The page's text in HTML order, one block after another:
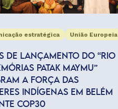
estratégica União Europeia
DE LANÇAMENTO DO “RIO
PATAK MAYMU”
A FORÇA DAS
INDÍGENAS EM BELÉM
COP30